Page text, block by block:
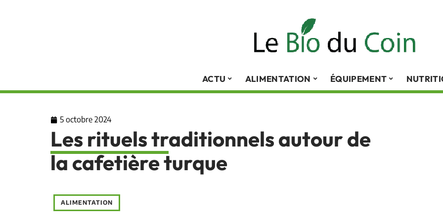
ACTU ALIMENTATION ÉQUIPEMENT
5 octobre 2024
Les rituels traditionnels autour de
la cafetière turque
ALIMENTATION